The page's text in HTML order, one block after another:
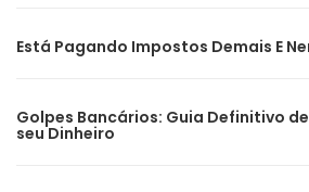
Está Pagando Impostos Demais E
Golpes Bancários: Guia Definitivo
seu Dinheiro